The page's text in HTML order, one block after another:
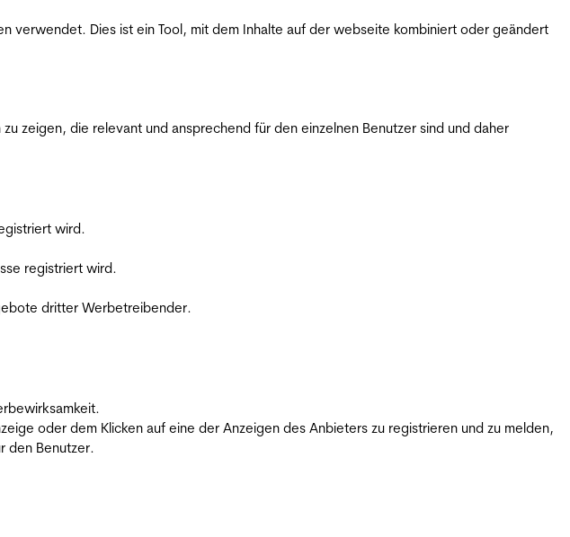
verwendet. Dies ist ein Tool, mit dem Inhalte auf der webseite kombiniert oder geändert
zeigen, die relevant und ansprechend für den einzelnen Benutzer sind und daher
wird.
registriert wird.
dritter Werbetreibender.
oder dem Klicken auf eine der Anzeigen des Anbieters zu registrieren und zu melden,
den Benutzer.